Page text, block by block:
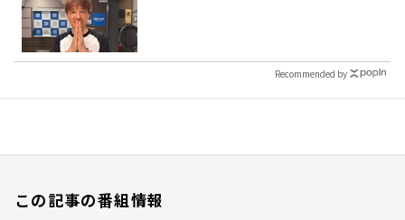
Recommended by
この記事の番組情報